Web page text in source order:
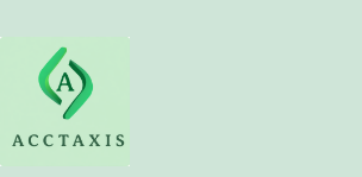
περιεχόμενο